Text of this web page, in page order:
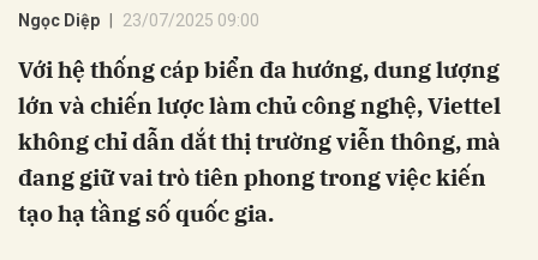
Ngọc Diệp 23/07/2025 09:00
Với hệ thống cáp biển đa hướng, dung lượng
lớn và chiến lược làm chủ công nghệ, Viettel
không chỉ dẫn dắt thị trường viễn thông, mà
đang giữ vai trò tiên phong trong việc kiến
tạo hạ tầng số quốc gia.
Hủy Gửi